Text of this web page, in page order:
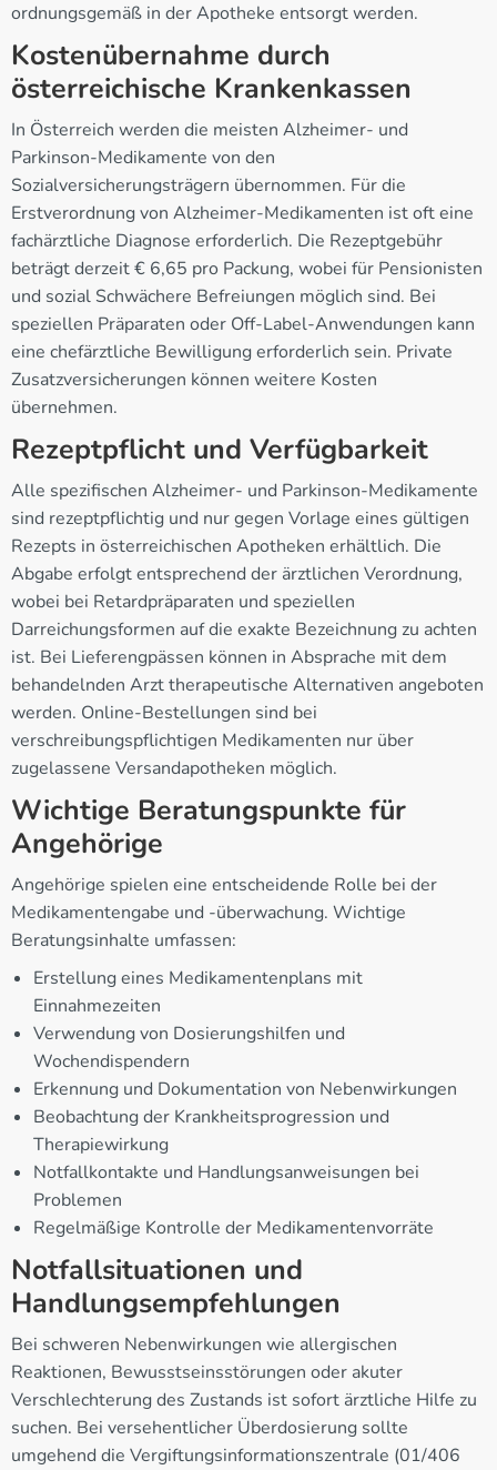
ordnungsgemäß in der Apotheke entsorgt werden.
Kostenübernahme durch
österreichische Krankenkassen
In Österreich werden die meisten Alzheimer- und
Parkinson-Medikamente von den
Sozialversicherungsträgern übernommen. Für die
Erstverordnung von Alzheimer-Medikamenten ist oft eine
fachärztliche Diagnose erforderlich. Die Rezeptgebühr
beträgt derzeit € 6,65 pro Packung, wobei für Pensionisten
und sozial Schwächere Befreiungen möglich sind. Bei
speziellen Präparaten oder Off-Label-Anwendungen kann
eine chefärztliche Bewilligung erforderlich sein. Private
Zusatzversicherungen können weitere Kosten
übernehmen.
Rezeptpflicht und Verfügbarkeit
Alle spezifischen Alzheimer- und Parkinson-Medikamente
sind rezeptpflichtig und nur gegen Vorlage eines gültigen
Rezepts in österreichischen Apotheken erhältlich. Die
Abgabe erfolgt entsprechend der ärztlichen Verordnung,
wobei bei Retardpräparaten und speziellen
Darreichungsformen auf die exakte Bezeichnung zu achten
ist. Bei Lieferengpässen können in Absprache mit dem
behandelnden Arzt therapeutische Alternativen angeboten
werden. Online-Bestellungen sind bei
verschreibungspflichtigen Medikamenten nur über
zugelassene Versandapotheken möglich.
Wichtige Beratungspunkte für
Angehörige
Angehörige spielen eine entscheidende Rolle bei der
Medikamentengabe und -überwachung. Wichtige
Beratungsinhalte umfassen:
Erstellung eines Medikamentenplans mit
Einnahmezeiten
Verwendung von Dosierungshilfen und
Wochendispendern
Erkennung und Dokumentation von Nebenwirkungen
Beobachtung der Krankheitsprogression und
Therapiewirkung
Notfallkontakte und Handlungsanweisungen bei
Problemen
Regelmäßige Kontrolle der Medikamentenvorräte
Notfallsituationen und
Handlungsempfehlungen
Bei schweren Nebenwirkungen wie allergischen
Reaktionen, Bewusstseinsstörungen oder akuter
Verschlechterung des Zustands ist sofort ärztliche Hilfe zu
suchen. Bei versehentlicher Überdosierung sollte
umgehend die Vergiftungsinformationszentrale (01/406